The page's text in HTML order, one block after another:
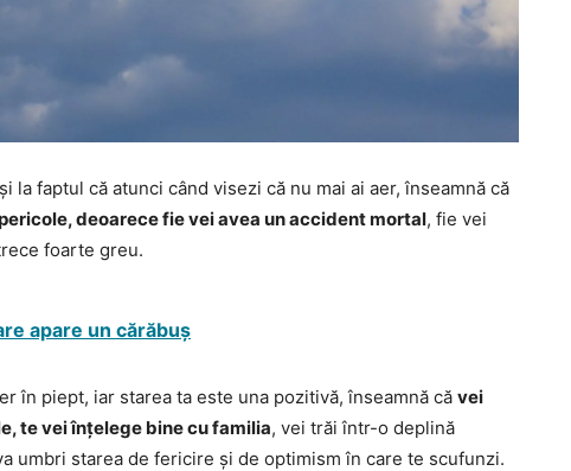
la faptul că atunci când visezi că nu mai ai aer, înseamnă că
deoarece fie vei avea un accident mortal, fie vei
foarte greu.
apare un cărăbuș
în piept, iar starea ta este una pozitivă, înseamnă că vei
te vei înțelege bine cu familia, vei trăi într-o deplină
umbri starea de fericire și de optimism în care te scufunzi.